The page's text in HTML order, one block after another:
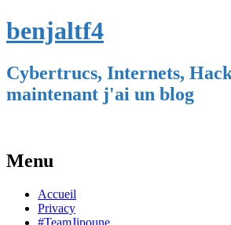
benjaltf4
Cybertrucs, Internets,
maintenant j'ai un blog
Menu
Skip
content
Accueil
Privacy
#TeamJipoune